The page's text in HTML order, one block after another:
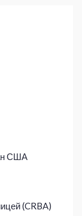
США
(CRBA)